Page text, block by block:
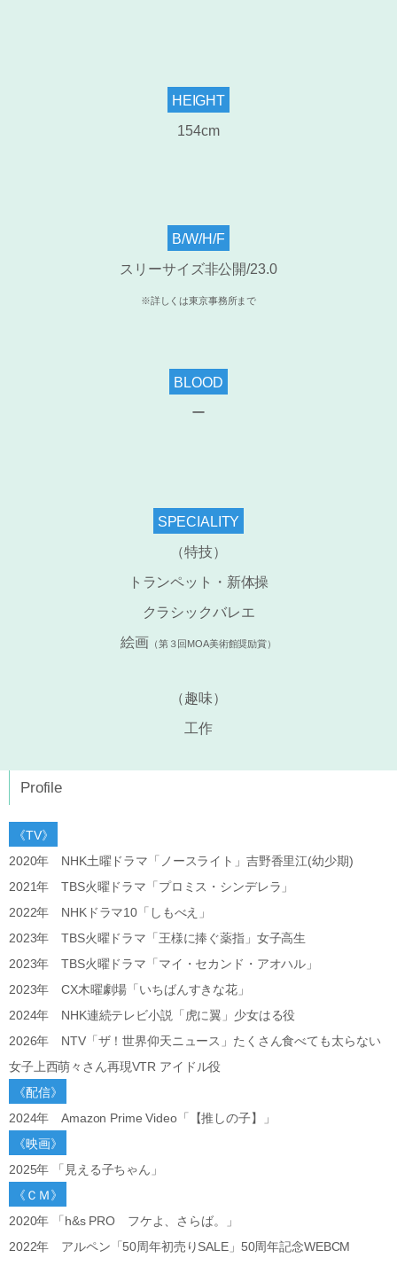
HEIGHT
154cm
B/W/H/F
スリーサイズ非公開/23.0
※詳しくは東京事務所まで
BLOOD
ー
SPECIALITY
（特技）
トランペット・新体操
クラシックバレエ
絵画 （第３回MOA美術館奨励賞）
（趣味）
工作
Profile
《TV》
2020年 NHK土曜ドラマ「ノースライト」吉野香里江(幼少期)
2021年 TBS火曜ドラマ「プロミス・シンデレラ」
2022年 NHKドラマ10「しもべえ」
2023年 TBS火曜ドラマ「王様に捧ぐ薬指」女子高生
2023年 TBS火曜ドラマ「マイ・セカンド・アオハル」
2023年 CX木曜劇場「いちばんすきな花」
2024年 NHK連続テレビ小説「虎に翼」少女はる役
2026年 NTV「ザ！世界仰天ニュース」たくさん食べても太らない
女子上西萌々さん再現VTR アイドル役
《配信》
2024年 Amazon Prime Video「【推しの子】」
《映画》
2025年 「見える子ちゃん」
《ＣＭ》
2020年 「h&s PRO フケよ、さらば。」
2022年 アルペン「50周年初売りSALE」50周年記念WEBCM